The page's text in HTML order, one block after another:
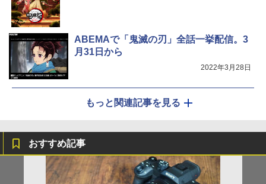
ABEMAで「鬼滅の刃」全話一挙配信。3
月31日から
2022年3月28日
もっと関連記事を見る
おすすめ記事